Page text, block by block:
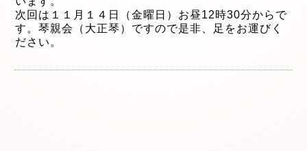
次回は１１月１４日（金曜日）お昼12時30分からで
す。琴親会（大正琴）ですので是非、足をお運びく
ださい。